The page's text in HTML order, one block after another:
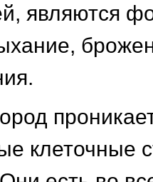
являются
клеточные